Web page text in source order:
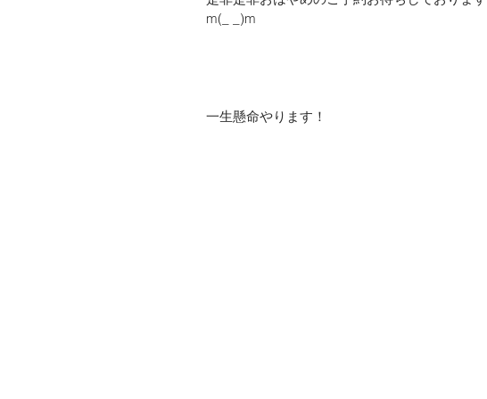
m(_ _)m
一生懸命やります！